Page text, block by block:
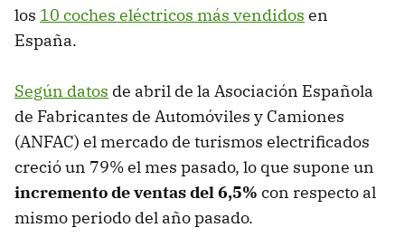
los 10 coches eléctricos más vendidos en
España.
Según datos de abril de la Asociación Española
de Fabricantes de Automóviles y Camiones
(ANFAC) el mercado de turismos electrificados
creció un 79% el mes pasado, lo que supone un
incremento de ventas del 6,5% con respecto al
mismo periodo del año pasado.